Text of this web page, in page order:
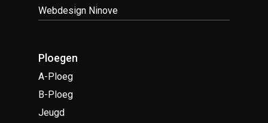
Webdesign Ninove
Ploegen
A-Ploeg
B-Ploeg
Jeugd